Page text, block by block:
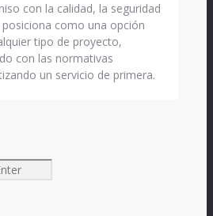
con la calidad, la seguridad
como una opción
tipo de proyecto,
con las normativas
un servicio de primera.